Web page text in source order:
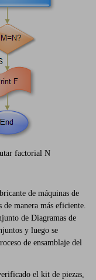
factorial N
de máquinas de
manera más eficiente.
de Diagramas de
y luego se
de ensamblaje del
el kit de piezas,